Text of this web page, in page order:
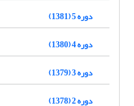
دوره 5 (1381)
دوره 4 (1380)
دوره 3 (1379)
دوره 2 (1378)